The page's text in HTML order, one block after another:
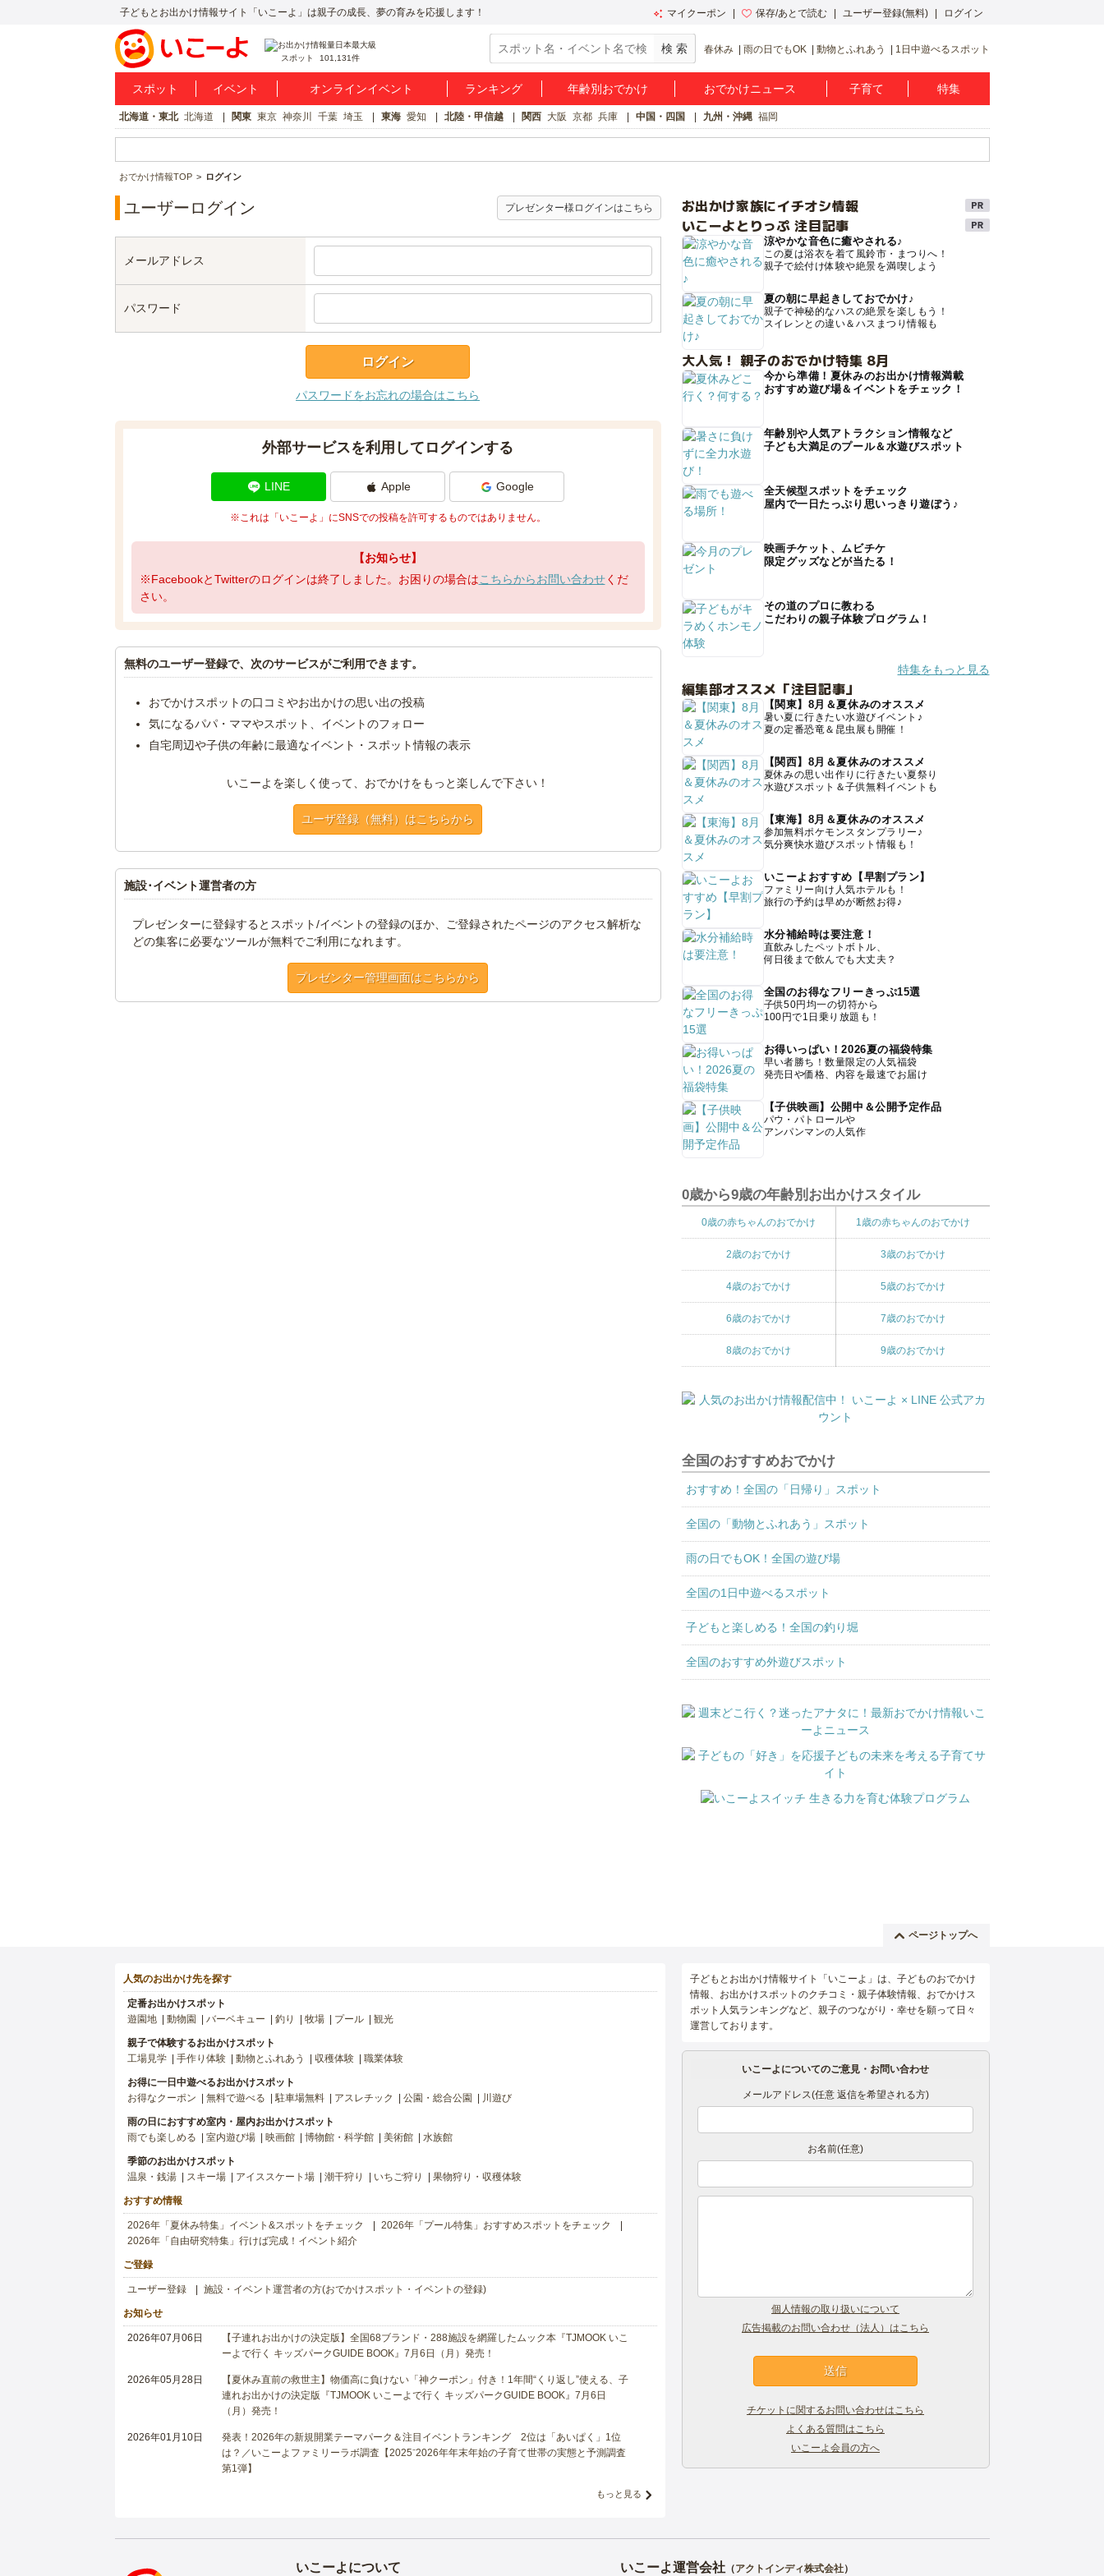
子どもとお出かけ情報サイト「いこーよ」は親子の成長、夢の育みを応援します！ マイクーポン 保存/あとで読む ユーザー登録(無料) ログイン
スポット 101,131件
春休み 雨の日でもOK 動物とふれあう 1日中遊べるスポット
スポット イベント オンラインイベント ランキング 年齢別おでかけ おでかけニュース 子育て 特集
北海道・東北 北海道 関東 東京 神奈川 千葉 埼玉 東海 愛知 北陸・甲信越 関西 大阪 京都 兵庫 中国・四国 九州・沖縄 福岡
おでかけ情報TOP ログイン
ユーザーログイン プレゼンター様ログインはこちら
メールアドレス
パスワード
パスワードをお忘れの場合はこちら
外部サービスを利用してログインする
LINE Apple Google
※これは「いこーよ」にSNSでの投稿を許可するものではありません。
【お知らせ】
※FacebookとTwitterのログインは終了しました。お困りの場合はこちらからお問い合わせくだ
さい。
無料のユーザー登録で、次のサービスがご利用できます。
おでかけスポットの口コミやお出かけの思い出の投稿
気になるパパ・ママやスポット、イベントのフォロー
自宅周辺や子供の年齢に最適なイベント・スポット情報の表示
いこーよを楽しく使って、おでかけをもっと楽しんで下さい！
ユーザ登録（無料）はこちらから
施設･イベント運営者の方
プレゼンターに登録するとスポット/イベントの登録のほか、ご登録されたページのアクセス解析な
どの集客に必要なツールが無料でご利用になれます。
プレゼンター管理画面はこちらから
お出かけ家族にイチオシ情報
いこーよとりっぷ 注目記事
涼やかな音色に癒やされる♪
この夏は浴衣を着て風鈴市・まつりへ！
親子で絵付け体験や絶景を満喫しよう
夏の朝に早起きしておでかけ♪
親子で神秘的なハスの絶景を楽しもう！
スイレンとの違い＆ハスまつり情報も
大人気！ 親子のおでかけ特集 8月
今から準備！夏休みのお出かけ情報満載
おすすめ遊び場＆イベントをチェック！
年齢別や人気アトラクション情報など
子ども大満足のプール＆水遊びスポット
全天候型スポットをチェック
屋内で一日たっぷり思いっきり遊ぼう♪
映画チケット、ムビチケ
限定グッズなどが当たる！
その道のプロに教わる
こだわりの親子体験プログラム！
特集をもっと見る
編集部オススメ「注目記事」
【関東】8月＆夏休みのオススメ
暑い夏に行きたい水遊びイベント♪
夏の定番恐竜＆昆虫展も開催！
【関西】8月＆夏休みのオススメ
夏休みの思い出作りに行きたい夏祭り
水遊びスポット＆子供無料イベントも
【東海】8月＆夏休みのオススメ
参加無料ポケモンスタンプラリー♪
気分爽快水遊びスポット情報も！
いこーよおすすめ【早割プラン】
ファミリー向け人気ホテルも！
旅行の予約は早めが断然お得♪
水分補給時は要注意！
直飲みしたペットボトル、
何日後まで飲んでも大丈夫？
全国のお得なフリーきっぷ15選
子供50円均一の切符から
100円で1日乗り放題も！
お得いっぱい！2026夏の福袋特集
早い者勝ち！数量限定の人気福袋
発売日や価格、内容を最速でお届け
【子供映画】公開中＆公開予定作品
パウ・パトロールや
アンパンマンの人気作
0歳から9歳の年齢別お出かけスタイル
0歳の赤ちゃんのおでかけ 1歳の赤ちゃんのおでかけ
2歳のおでかけ 3歳のおでかけ
4歳のおでかけ 5歳のおでかけ
6歳のおでかけ 7歳のおでかけ
8歳のおでかけ 9歳のおでかけ
全国のおすすめおでかけ
おすすめ！全国の「日帰り」スポット
全国の「動物とふれあう」スポット
雨の日でもOK！全国の遊び場
全国の1日中遊べるスポット
子どもと楽しめる！全国の釣り堀
全国のおすすめ外遊びスポット
ページトップへ
人気のお出かけ先を探す
定番お出かけスポット
遊園地
動物園 バーベキュー 釣り 牧場 プール 観光
親子で体験するお出かけスポット
工場見学
手作り体験 動物とふれあう 収穫体験 職業体験
お得に一日中遊べるお出かけスポット
お得なクーポン
無料で遊べる 駐車場無料 アスレチック 公園・総合公園 川遊び
雨の日におすすめ室内・屋内お出かけスポット
雨でも楽しめる
室内遊び場 映画館 博物館・科学館 美術館 水族館
季節のお出かけスポット
温泉・銭湯
スキー場 アイススケート場 潮干狩り いちご狩り 果物狩り・収穫体験
おすすめ情報
2026年「夏休み特集」イベント&スポットをチェック
2026年「プール特集」おすすめスポットをチェック
2026年「自由研究特集」行けば完成！イベント紹介
ご登録
ユーザー登録 施設・イベント運営者の方(おでかけスポット・イベントの登録)
お知らせ
2026年07月06日
【子連れお出かけの決定版】全国68ブランド・288施設を網羅したムック本『TJMOOK いこ
ーよで行く キッズパークGUIDE BOOK』7月6日（月）発売！
2026年05月28日
【夏休み直前の救世主】物価高に負けない「神クーポン」付き！1年間“くり返し”使える、子
連れお出かけの決定版『TJMOOK いこーよで行く キッズパークGUIDE BOOK』7月6日
（月）発売！
2026年01月10日
発表！2026年の新規開業テーマパーク＆注目イベントランキング 2位は「あいぱく」1位
は？／いこーよファミリーラボ調査【2025⁻2026年年末年始の子育て世帯の実態と予測調査
第1弾】
もっと見る
子どもとお出かけ情報サイト「いこーよ」は、子どものおでかけ
情報、お出かけスポットのクチコミ・親子体験情報、おでかけス
ポット人気ランキングなど、親子のつながり・幸せを願って日々
運営しております。
いこーよについてのご意見・お問い合わせ
メールアドレス(任意 返信を希望される方)
お名前(任意)
個人情報の取り扱いについて
広告掲載のお問い合わせ（法人）はこちら
チケットに関するお問い合わせはこちら
よくある質問はこちら
いこーよ会員の方へ
いこーよについて いこーよ運営会社（アクトインディ株式会社）